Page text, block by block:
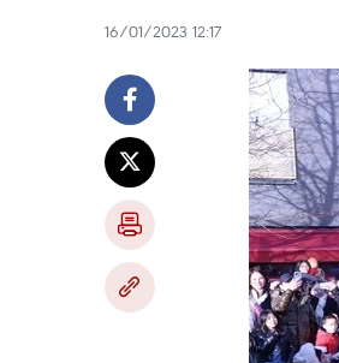
16/01/2023 12:17